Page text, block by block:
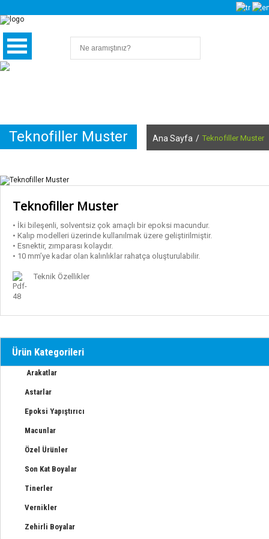
Hakkımızda
Kalite, Çevre ve İSG Politikamız
Kalite Sertifikalarımız
Astarlar
Arakatlar
Özel Ürünler
Tinerler
Zehirli Boyalar
Teknofiller Muster Ana Sayfa / Teknofiller Muster
Teknofiller Muster
• İki bileşenli, solventsiz çok amaçlı bir epoksi macundur.
• Kalıp modelleri üzerinde kullanılmak üzere geliştirilmiştir.
• Esnektir, zımparası kolaydır.
• 10 mm’ye kadar olan kalınlıklar rahatça oluşturulabilir.
Teknik Özellikler
Ürün Kategorileri
Arakatlar
Astarlar
Epoksi Yapıştırıcı
Macunlar
Özel Ürünler
Son Kat Boyalar
Tinerler
Vernikler
Zehirli Boyalar